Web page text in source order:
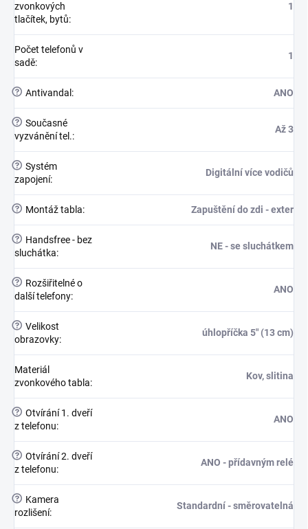
zvonkových
tlačítek, bytů:
1
Počet telefonů v
sadě:
1
? Antivandal : ANO
? Současné
vyzvánění tel.:
Až 3
? Systém
zapojení:
Digitální více vodičů
? Montáž tabla: Zapuštění do zdi - exter
?
Handsfree - bez
sluchátka:
NE - se sluchátkem
?
Rozšiřitelné o
další telefony:
ANO
? Velikost
obrazovky:
úhlopříčka 5" (13 cm)
Materiál
zvonkového tabla:
Kov, slitina
? Otvírání 1. dveří
z telefonu:
ANO
? Otvírání 2. dveří
z telefonu:
ANO - přídavným relé
?
Kamera
rozlišení:
Standardní - směrovatelná